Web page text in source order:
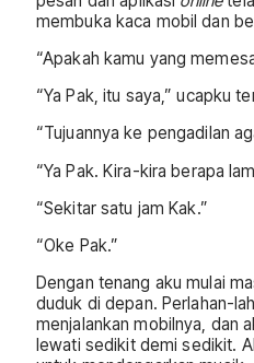
membuka kaca mobil dan
“Apakah kamu yang
“Ya Pak, itu saya,” ucapku
“Tujuannya ke pengadilan
“Ya Pak. Kira-kira berapa
“Sekitar satu jam Kak.”
“Oke Pak.”
Dengan tenang aku mulai
duduk di depan. Perlahan-
menjalankan mobilnya, dan
lewati sedikit demi sedikit.